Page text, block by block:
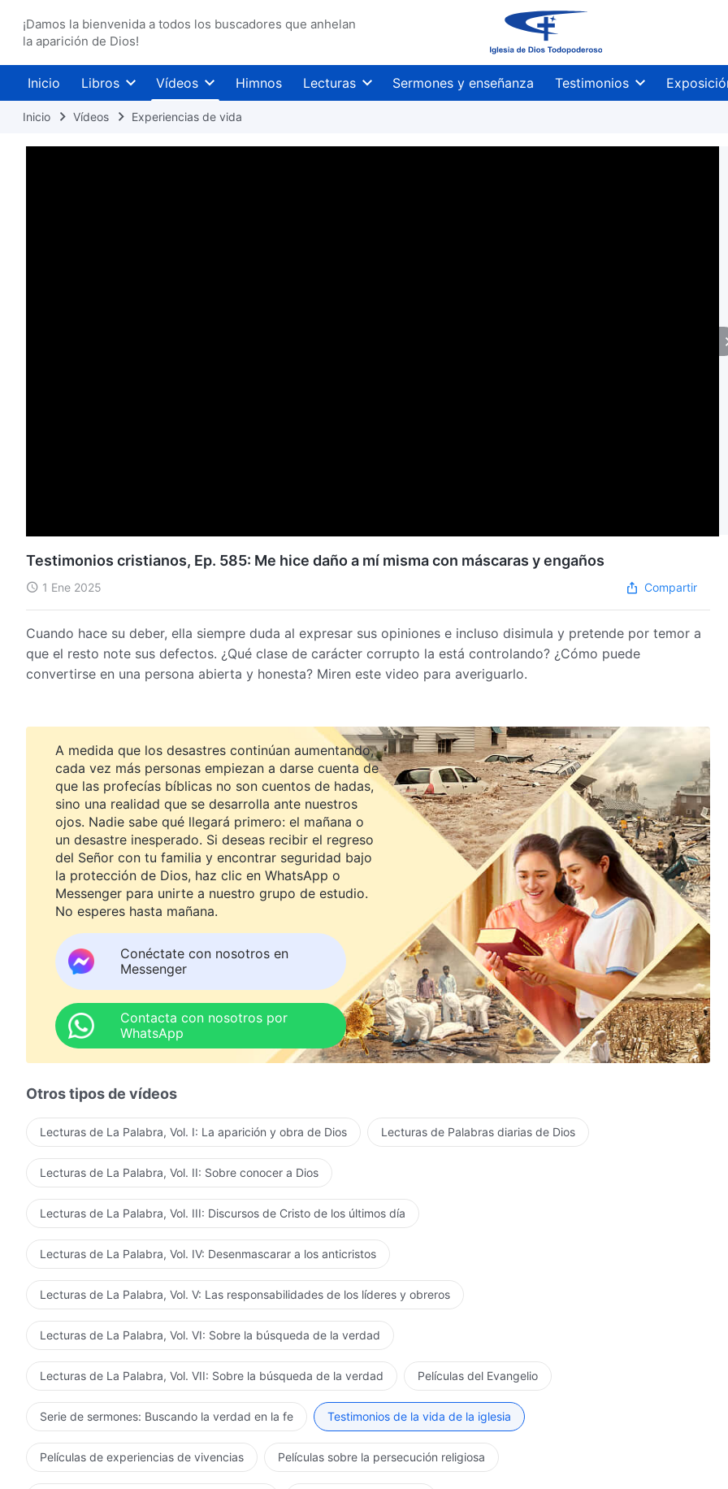
¡Damos la bienvenida a todos los buscadores que anhelan
la aparición de Dios!
Inicio Libros Vídeos Himnos Lecturas Sermones y enseñanza Testimonios
Inicio Vídeos Experiencias de vida
Testimonios cristianos, Ep. 585: Me hice daño a mí misma con máscaras y engaños
1 Ene 2025 Compartir
Cuando hace su deber, ella siempre duda al expresar sus opiniones e incluso disimula y pretende por temor a
que el resto note sus defectos. ¿Qué clase de carácter corrupto la está controlando? ¿Cómo puede
convertirse en una persona abierta y honesta? Miren este video para averiguarlo.
A medida que los desastres continúan aumentando,
cada vez más personas empiezan a darse cuenta de
que las profecías bíblicas no son cuentos de hadas,
sino una realidad que se desarrolla ante nuestros
ojos. Nadie sabe qué llegará primero: el mañana o
un desastre inesperado. Si deseas recibir el regreso
del Señor con tu familia y encontrar seguridad bajo
la protección de Dios, haz clic en WhatsApp o
Messenger para unirte a nuestro grupo de estudio.
No esperes hasta mañana.
Conéctate con nosotros en
Messenger
Contacta con nosotros por
WhatsApp
Otros tipos de vídeos
Lecturas de La Palabra, Vol. I: La aparición y obra de Dios Lecturas de Palabras diarias de Dios
Lecturas de La Palabra, Vol. II: Sobre conocer a Dios
Lecturas de La Palabra, Vol. III: Discursos de Cristo de los últimos día
Lecturas de La Palabra, Vol. IV: Desenmascarar a los anticristos
Lecturas de La Palabra, Vol. V: Las responsabilidades de los líderes y obreros
Lecturas de La Palabra, Vol. VI: Sobre la búsqueda de la verdad
Lecturas de La Palabra, Vol. VII: Sobre la búsqueda de la verdad Películas del Evangelio
Serie de sermones: Buscando la verdad en la fe Testimonios de la vida de la iglesia
Películas de experiencias de vivencias Películas sobre la persecución religiosa